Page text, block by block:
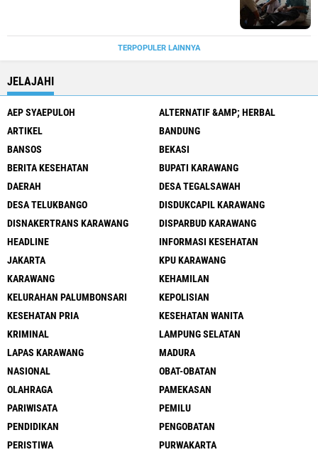
TERPOPULER LAINNYA
JELAJAHI
AEP SYAEPULOH
ALTERNATIF &AMP; HERBAL
ARTIKEL
BANDUNG
BANSOS
BEKASI
BERITA KESEHATAN
BUPATI KARAWANG
DAERAH
DESA TEGALSAWAH
DESA TELUKBANGO
DISDUKCAPIL KARAWANG
DISNAKERTRANS KARAWANG
DISPARBUD KARAWANG
HEADLINE
INFORMASI KESEHATAN
JAKARTA
KPU KARAWANG
KARAWANG
KEHAMILAN
KELURAHAN PALUMBONSARI
KEPOLISIAN
KESEHATAN PRIA
KESEHATAN WANITA
KRIMINAL
LAMPUNG SELATAN
LAPAS KARAWANG
MADURA
NASIONAL
OBAT-OBATAN
OLAHRAGA
PAMEKASAN
PARIWISATA
PEMILU
PENDIDIKAN
PENGOBATAN
PERISTIWA
PURWAKARTA